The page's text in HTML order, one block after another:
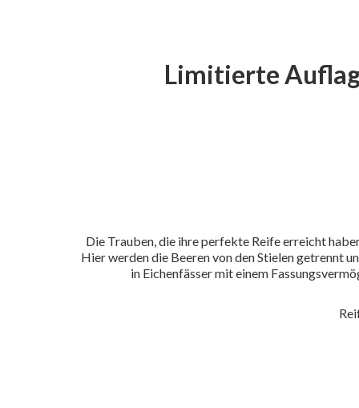
Limitierte
Die Trauben, die ihre perfekte Reife erreicht
Hier werden die Beeren von den Stielen getrennt
in Eichenfässer mit einem